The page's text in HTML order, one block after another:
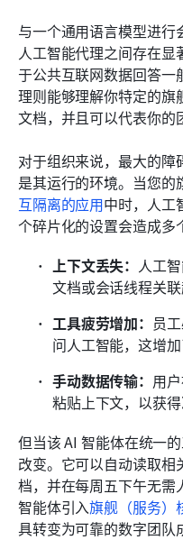
与一个通用语言模型进行
人工智能代理之间存在
于公共互联网数据回答
理则能够理解你特定的旗
文档，并且可以代表你的
对于组织来说，最大的
是其运行的环境。当您的
互隔离的应用中时，人工
个碎片化的设置会造成多
上下文丢失： 人工
文档或会话线程关联
工具疲劳增加： 员
问人工智能，这增
手动数据传输： 用
粘贴上下文，以获
但当该 AI 智能体在统一
改变。它可以自动读取
档，并在每周五下午无需
智能体引入旗舰（服务）
具转变为可靠的数字团队